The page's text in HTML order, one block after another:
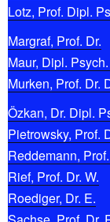
Lotz, Prof. Dipl.
Margraf, Prof. Dr.
Maur, Dipl.
Murken, Prof. Dr.
Özkan, Dr. Dipl.
Pietrowsky, Prof.
Reddemann,
Rief, Prof. Dr. W.
Roediger, Dr. E.